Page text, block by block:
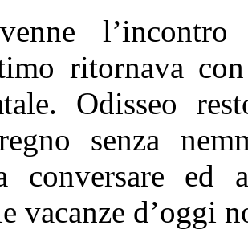
ritornava
Odisseo
senza
conversare ed
vacanze d’oggi